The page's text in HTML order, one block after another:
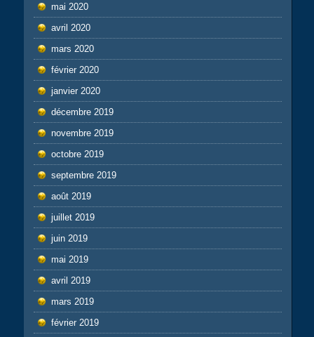
mai 2020
avril 2020
mars 2020
février 2020
janvier 2020
décembre 2019
novembre 2019
octobre 2019
septembre 2019
août 2019
juillet 2019
juin 2019
mai 2019
avril 2019
mars 2019
février 2019